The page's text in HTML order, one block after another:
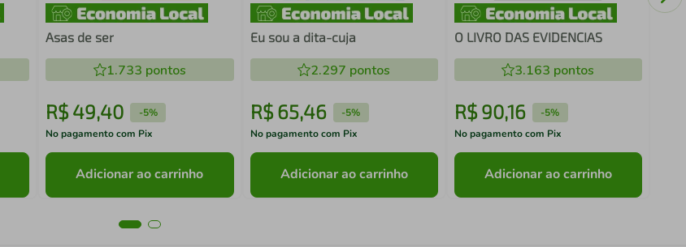
Asas de ser
1.733 pontos
R$49,40 -5%
No pagamento com Pix
Adicionar ao carrinho
Eu sou a dita-cuja
2.297 pontos
R$ 65,46 -5%
No pagamento com Pix
Adicionar ao carrinho
O LIVRO DAS EVIDENCIAS
3.163 pontos
R$ 90,16 -5%
No pagamento com Pix
Adicionar ao carrinho